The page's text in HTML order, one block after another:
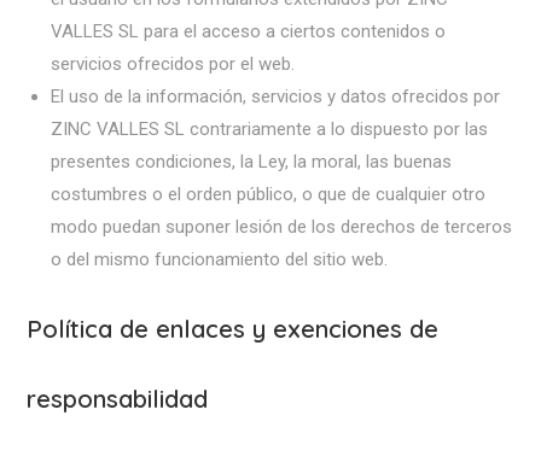
VALLES SL para el acceso a ciertos contenidos o
servicios ofrecidos por el web.
El uso de la información, servicios y datos ofrecidos por
ZINC VALLES SL contrariamente a lo dispuesto por las
presentes condiciones, la Ley, la moral, las buenas
costumbres o el orden público, o que de cualquier otro
modo puedan suponer lesión de los derechos de terceros
o del mismo funcionamiento del sitio web.
Política de enlaces y exenciones de
responsabilidad